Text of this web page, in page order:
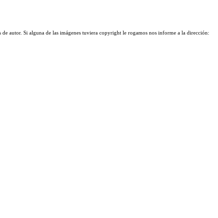
autor. Si alguna de las imágenes tuviera copyright le rogamos nos informe a la dirección: